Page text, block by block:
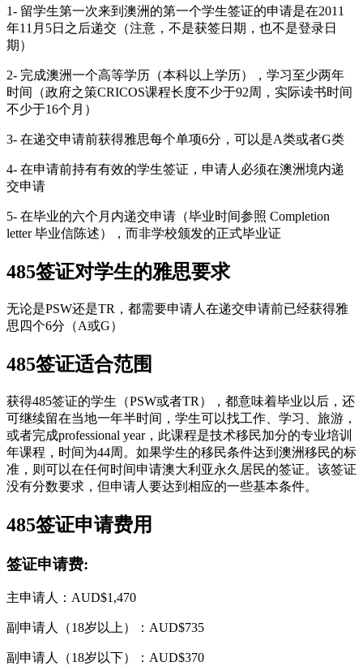
1- 留学生第一次来到澳洲的第一个学生签证的申请是在2011
年11月5日之后递交（注意，不是获签日期，也不是登录日
期）
2- 完成澳洲一个高等学历（本科以上学历），学习至少两年
时间（政府之策CRICOS课程长度不少于92周，实际读书时间
不少于16个月）
3- 在递交申请前获得雅思每个单项6分，可以是A类或者G类
4- 在申请前持有有效的学生签证，申请人必须在澳洲境内递
交申请
5- 在毕业的六个月内递交申请（毕业时间参照 Completion
letter 毕业信陈述），而非学校颁发的正式毕业证
485签证对学生的雅思要求
无论是PSW还是TR，都需要申请人在递交申请前已经获得雅
思四个6分（A或G）
485签证适合范围
获得485签证的学生（PSW或者TR），都意味着毕业以后，还
可继续留在当地一年半时间，学生可以找工作、学习、旅游，
或者完成professional year，此课程是技术移民加分的专业培训
年课程，时间为44周。如果学生的移民条件达到澳洲移民的标
准，则可以在任何时间申请澳大利亚永久居民的签证。该签证
没有分数要求，但申请人要达到相应的一些基本条件。
485签证申请费用
签证申请费:
主申请人：AUD$1,470
副申请人（18岁以上）：AUD$735
副申请人（18岁以下）：AUD$370